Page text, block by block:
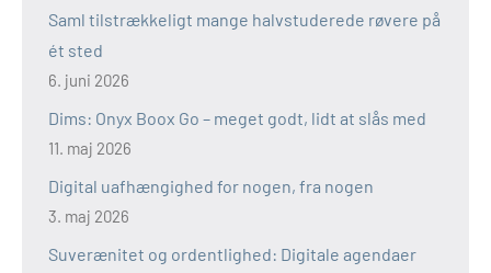
Saml tilstrækkeligt mange halvstuderede røvere på
ét sted
6. juni 2026
Dims: Onyx Boox Go – meget godt, lidt at slås med
11. maj 2026
Digital uafhængighed for nogen, fra nogen
3. maj 2026
Suverænitet og ordentlighed: Digitale agendaer